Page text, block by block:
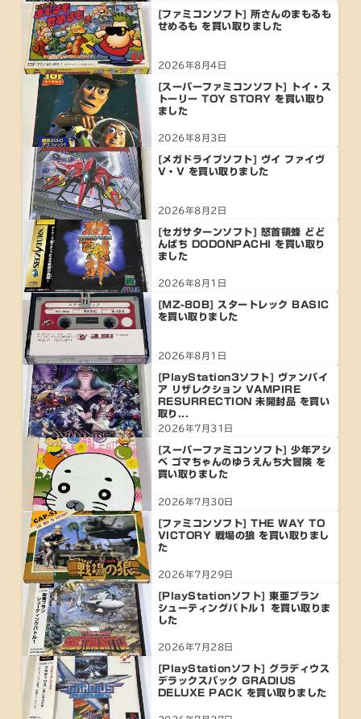
[ファミコンソフト] 所さんのまもるも
せめるも を買い取りました
2026年8月4日
[スーパーファミコンソフト] トイ・ス
トーリー TOY STORY を買い取り
ました
2026年8月3日
[メガドライブソフト] ヴイ ファイヴ
V・V を買い取りました
2026年8月2日
[セガサターンソフト] 怒首領蜂 どど
んぱち DODONPACHI を買い取り
ました
2026年8月1日
[MZ-80B] スタートレック BASIC
を買い取りました
2026年8月1日
[PlayStation3ソフト] ヴァンパイ
ア リザレクション VAMPIRE
RESURRECTION 未開封品 を買い
取り...
2026年7月31日
[スーパーファミコンソフト] 少年アシ
ベ ゴマちゃんのゆうえんち大冒険 を
買い取りました
2026年7月30日
[ファミコンソフト] THE WAY TO
VICTORY 戦場の狼 を買い取りまし
た
2026年7月29日
[PlayStationソフト] 東亜プラン
シューティングバトル1 を買い取りま
した
2026年7月28日
[PlayStationソフト] グラディウス
デラックスパック GRADIUS
DELUXE PACK を買い取りました